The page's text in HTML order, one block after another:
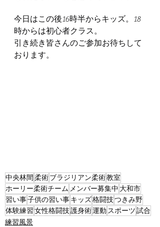
今日はこの後16時半からキッズ。18
時からは初心者クラス。
引き続き皆さんのご参加お待ちして
おります。
中央林間 柔術ブラジリアン柔術教室
ホーリー柔術チーム メンバー募集中 大和市
習い事子供の習い事キッズ格闘技つきみ野
体験練習女性格闘技護身術運動 スポーツ試合
練習風景